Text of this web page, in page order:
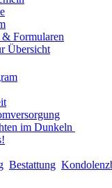
Formularen
Übersicht
Bestattung